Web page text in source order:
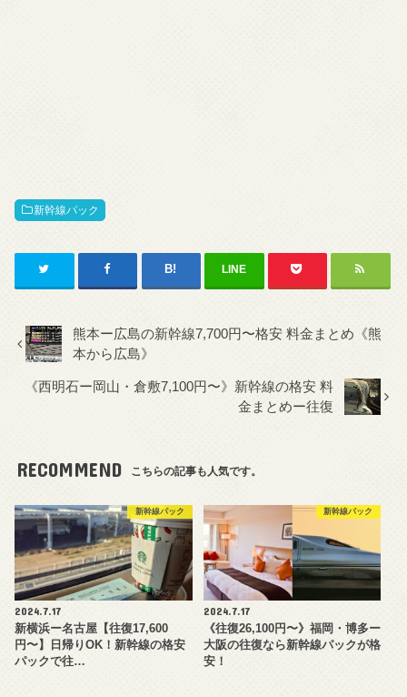
新幹線パック
LINE
熊本ー広島の新幹線7,700円〜格安 料金まとめ《熊
本から広島》
《西明石ー岡山・倉敷7,100円〜》新幹線の格安 料
金まとめー往復
RECOMMEND こちらの記事も人気です。
新幹線パック
2024.7.17
新横浜ー名古屋【往復17,600
円〜】日帰りOK！新幹線の格安
パックで往…
新幹線パック
2024.7.17
《往復26,100円〜》福岡・博多ー
大阪の往復なら新幹線パックが格
安！